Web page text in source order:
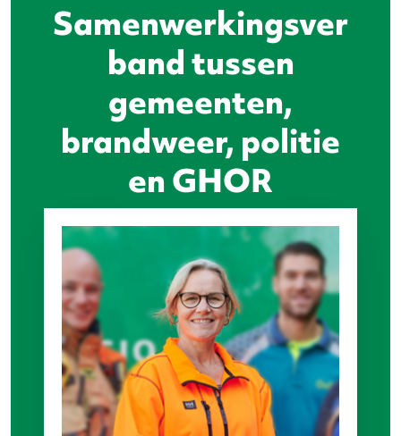
Samenwerkingsver
band tussen
gemeenten,
brandweer, politie
en GHOR